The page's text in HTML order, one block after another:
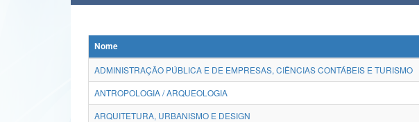
Nome
ADMINISTRAÇÃO PÚBLICA E DE EMPRESAS, CIÊNCIAS CONTÁBEIS E TURISMO
ANTROPOLOGIA / ARQUEOLOGIA
ARQUITETURA, URBANISMO E DESIGN